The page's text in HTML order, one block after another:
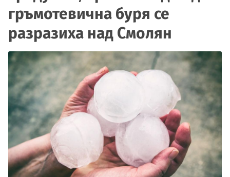
гръмотевична буря се
разразиха над Смолян